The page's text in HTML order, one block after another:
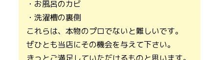
・お風呂のカビ
・洗濯槽の裏側
これらは、本物のプロでないと難しいです。
ぜひとも当店にその機会を与えて下さい。